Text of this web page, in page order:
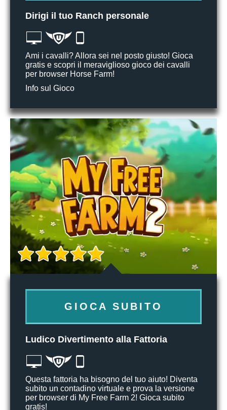
Dirigi il tuo Ranch personale
Ami i cavalli? Allora sei nel posto giusto! Gioca
gratis e scopri il meraviglioso gioco dei cavalli
per browser Horse Farm!
Info sul Gioco
GIOCA SUBITO
Ludico Divertimento alla Fattoria
Questa fattoria ha bisogno del tuo aiuto! Diventa
subito un contadino virtuale e prova la versione
per browser di My Free Farm 2! Gioca subito
gratis!